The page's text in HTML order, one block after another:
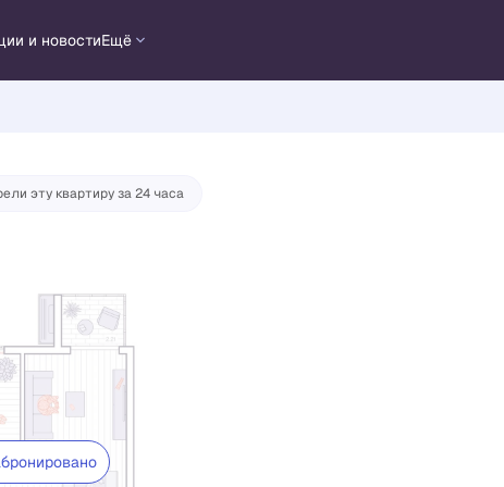
и новостиЕщё
эту квартиру за 24 часа